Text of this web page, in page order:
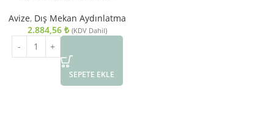
Cam 20cm
Avize, Dış Mekan Aydınlatma
2.884,56 ₺ (KDV Dahil)
SEPETE EKLE